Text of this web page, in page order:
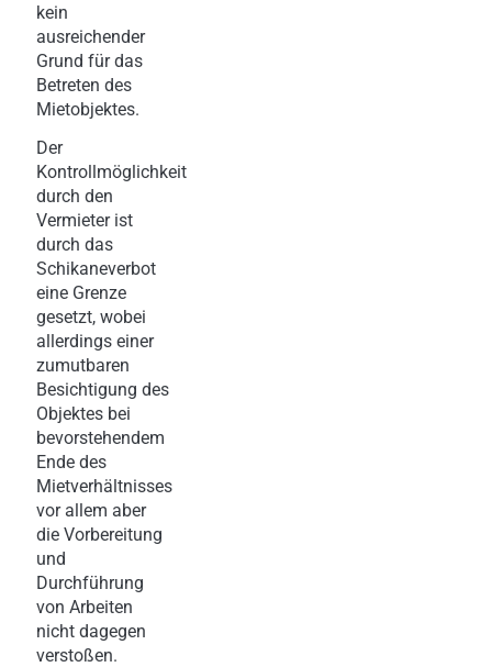
kein
ausreichender
Grund für das
Betreten des
Mietobjektes.
Der
Kontrollmöglichkeit
durch den
Vermieter ist
durch das
Schikaneverbot
eine Grenze
gesetzt, wobei
allerdings einer
zumutbaren
Besichtigung des
Objektes bei
bevorstehendem
Ende des
Mietverhältnisses
vor allem aber
die Vorbereitung
und
Durchführung
von Arbeiten
nicht dagegen
verstoßen.